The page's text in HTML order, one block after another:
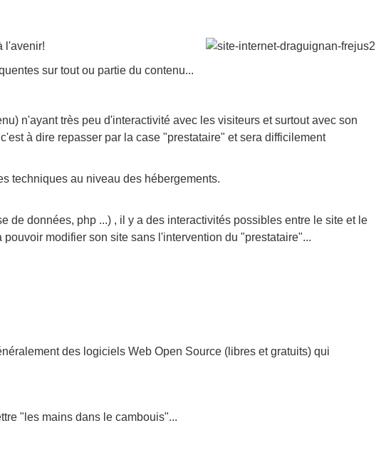
l'avenir!
sur tout ou partie du contenu...
n'ayant très peu d'interactivité avec les visiteurs et surtout avec son
à dire repasser par la case "prestataire" et sera difficilement
techniques au niveau des hébergements.
données, php ...) , il y a des interactivités possibles entre le site et le
modifier son site sans l'intervention du "prestataire"...
des logiciels Web Open Source (libres et gratuits) qui
"les mains dans le cambouis"...